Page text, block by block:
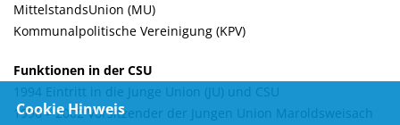
MittelstandsUnion (MU)
Kommunalpolitische Vereinigung (KPV)
Funktionen in der CSU
1994 Eintritt in die Junge Union (JU) und CSU
1996 – 2002 Vorsitzender der Jungen Union Maroldsweisach
Cookie Hinweis